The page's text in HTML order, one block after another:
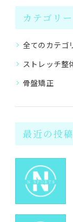
カテゴリー
全てのカテゴ
ストレッチ整
骨盤矯正
最近の投稿